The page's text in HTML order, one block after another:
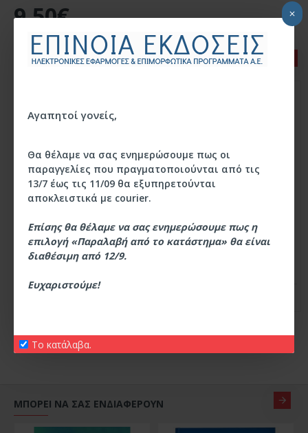
Αγαπητοί γονείς,
Θα θέλαμε να σας ενημερώσουμε πως οι
παραγγελίες που πραγματοποιούνται από τις
13/7 έως τις 11/09 θα εξυπηρετούνται
αποκλειστικά με courier.
Επίσης θα θέλαμε να σας ενημερώσουμε πως η
επιλογή «Παραλαβή από το κατάστημα» θα είναι
διαθέσιμη από 12/9.
Ευχαριστούμε! ​​​​​​
Το κατάλαβα.
9,50€
ΑΓΌΡΑΣΑΝ ΕΠΊΣΗΣ
ΜΊΛΑ ΜΗ ΦΟΒΆΣΑΙ
5,00€
ΑΡΧΑΊΑ ΕΛΛΗΝΙΚΉ
ΓΛΏΣΣΑ Α/Γ
ΜΠΟΡΕΙ ΝΑ ΣΑΣ ΕΝΔΙΑΦΕΡΟΥΝ